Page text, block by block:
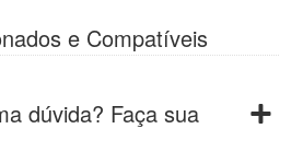
e Compatíveis
dúvida? Faça sua